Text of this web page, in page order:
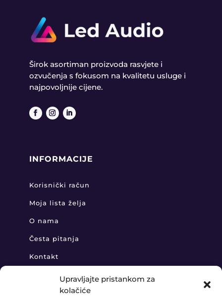
Upravljajte pristankom za
kolačiće
Širok asortiman proizvoda rasvjete i
ozvučenja s fokusom na kvalitetu usluge i
najpovoljnije cijene.
INFORMACIJE
Korisnički račun
Moja lista želja
O nama
Česta pitanja
Kontakt